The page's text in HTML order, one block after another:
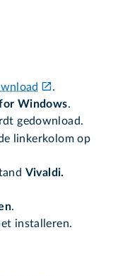
.
Windows.
gedownload.
linkerkolom op
Vivaldi.
.
installeren.